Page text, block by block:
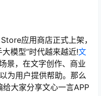
应用商店正式上架，
模型”时代越来越近!文
景，在文字创作、商业
为用户提供帮助。那么
大家分享文心一言APP